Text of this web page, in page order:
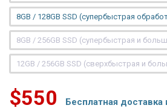
8GB / 128GB SSD (супербыстрая
8GB / 256GB SSD (супербыстрая и
12GB / 256GB SSD (сверхбыстрая и
$550 Бесплатная доставка